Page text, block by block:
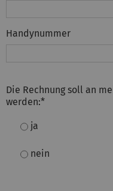
Handynummer
Die Rechnung soll an
werden:*
ja
nein